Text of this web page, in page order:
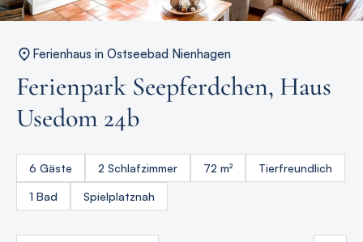
Ferienhaus in Ostseebad Nienhagen
Ferienpark Seepferdchen, Haus
Usedom 24b
6 Gäste 2 Schlafzimmer 72 m² Tierfreundlich
1 Bad Spielplatznah